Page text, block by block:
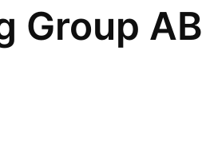
Group AB